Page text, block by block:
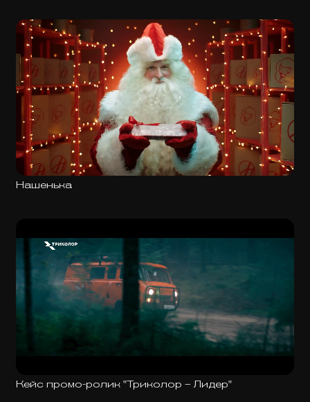
Нашенька
Кейс промо-ролик "Триколор – Лидер"